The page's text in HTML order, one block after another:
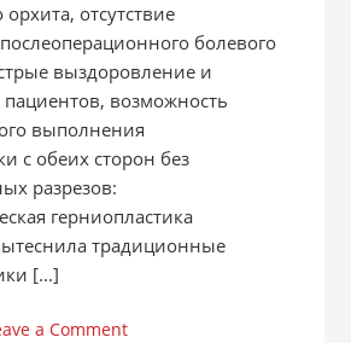
отсутствие
болевого
выздоровление и
возможность
выполнения
с обеих сторон без
разрезов:
герниопластика
традиционные
[...]
a Comment